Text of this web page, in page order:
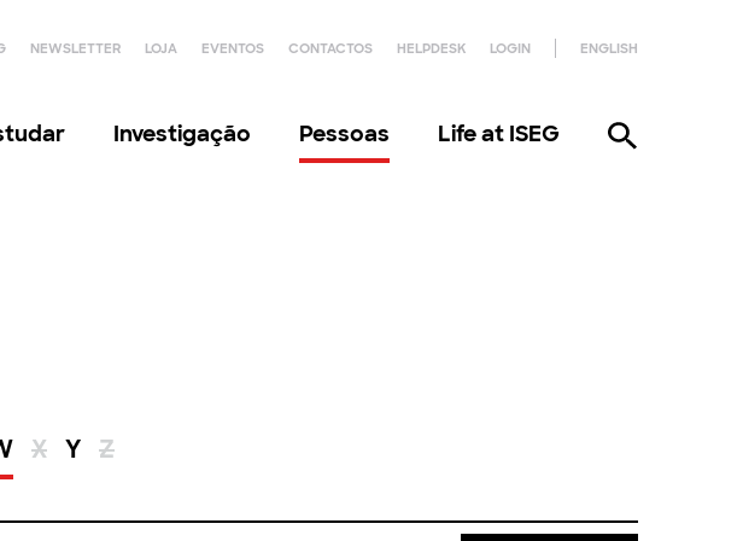
NEWSLETTER LOJA EVENTOS CONTACTOS HELPDESK LOGIN ENGLISH
Investigação Pessoas Life at ISEG
X Y Z